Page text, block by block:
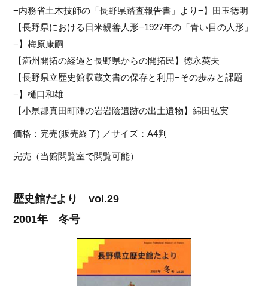
−内務省土木技師の「長野県踏査報告書」より−】田玉徳明
【長野県における日米親善人形−1927年の「青い目の人形」
−】梅原康嗣
【満州開拓の経過と長野県からの開拓民】徳永英夫
【長野県立歴史館収蔵文書の保存と利用−その歩みと課題
−】樋口和雄
【小県郡真田町陣の岩岩陰遺跡の出土遺物】綿田弘実
価格：完売(販売終了) ／サイズ：A4判
完売（当館閲覧室で閲覧可能）
歴史館だより vol.29
2001年 冬号